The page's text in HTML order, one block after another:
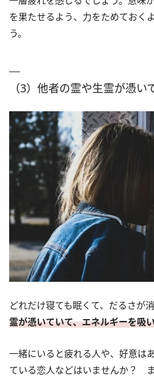
を果たせるよう、力をためておく
う。
（3）他者の霊や生霊が憑い
どれだけ寝ても眠くて、だるさが消
霊が憑いていて、エネルギーを吸
一緒にいると疲れる人や、好意は
ている恋人などはいませんか？